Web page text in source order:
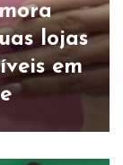
lojas
em